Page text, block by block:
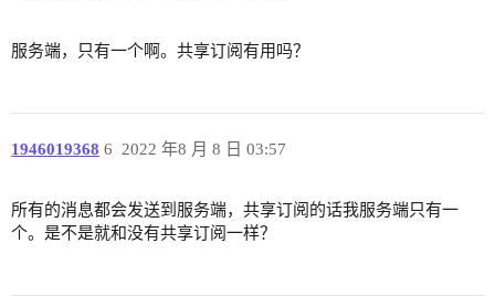
服务端，只有一个啊。共享订阅有用吗？
1946019368 2022 年8 月 8 日 03:57
6
所有的消息都会发送到服务端，共享订阅的话我服务端只有一
个。是不是就和没有共享订阅一样？